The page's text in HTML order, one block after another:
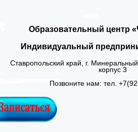
Образовательный центр
Индивидуальный
край, г. Минеральный
корпус 3
Позвоните нам: тел.